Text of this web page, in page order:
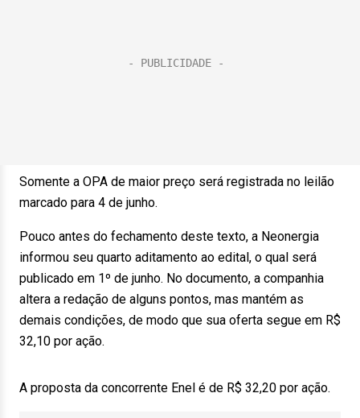
Somente a OPA de maior preço será registrada no leilão
marcado para 4 de junho.
Pouco antes do fechamento deste texto, a Neonergia
informou seu quarto aditamento ao edital, o qual será
publicado em 1º de junho. No documento, a companhia
altera a redação de alguns pontos, mas mantém as
demais condições, de modo que sua oferta segue em R$
32,10 por ação.
A proposta da concorrente Enel é de R$ 32,20 por ação.